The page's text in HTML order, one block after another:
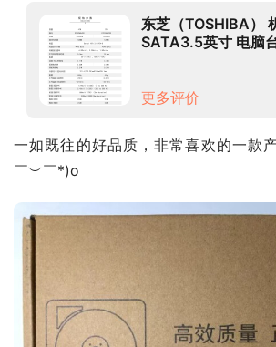
东芝（TOSHIBA）
SATA3.5英寸 电脑
更多评价
一如既往的好品质，非常喜欢的一款
￣︶￣*)o